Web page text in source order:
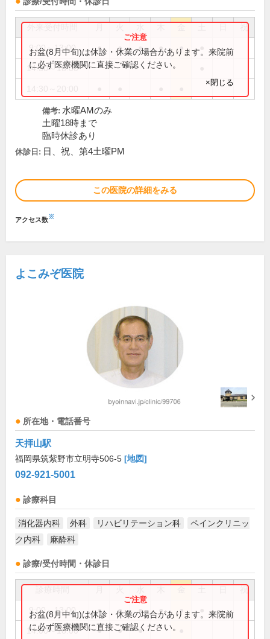
祝
9:00～13:00 ● ● ● ● ●
14:30～18:00
お盆(8月中旬)は休診・休業の場合があります。来院前
に必ず医療機関に直接ご確認ください。
×閉じる
備考: 水曜AMのみ
土曜18時まで
臨時休診あり
休診日: 日、祝、第4土曜PM
この医院の詳細をみる
アクセス数※
よこみぞ医院
所在地・電話番号
天拝山駅
福岡県筑紫野市立明寺506-5 [地図]
092-921-5001
診療科目
消化器内科 外科 リハビリテーション科
ペインクリニッ
ク内科
麻酔科
診療/受付時間・休診日
祝
9:00～13:00 ● ● ● ● ●
14:00～18:00 ● ● ●
お盆(8月中旬)は休診・休業の場合があります。来院前
に必ず医療機関に直接ご確認ください。